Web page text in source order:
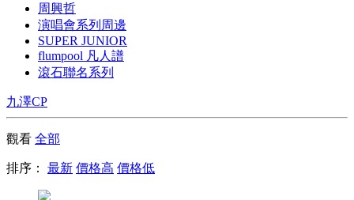
周興哲
演唱會系列周邊
SUPER JUNIOR
flumpool 凡人譜
滾石聯名系列
九澤CP
觀看 全部
排序： 最新 價格高 價格低